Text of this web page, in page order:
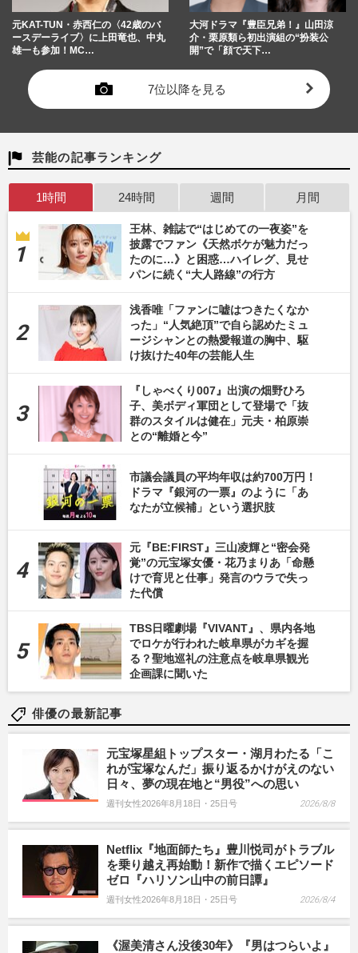
元KAT-TUN・赤西仁の〈42歳のバ
ースデーライブ〉に上田竜也、中丸
雄一も参加！MC…
大河ドラマ『豊臣兄弟！』山田涼
介・栗原類ら初出演組の“扮装公
開”で「顔で天下…
7位以降を見る
芸能の記事ランキング
1時間 24時間 週間 月間
王林、雑誌で“はじめての一夜姿”を
披露でファン《天然ボケが魅力だっ
たのに…》と困惑…ハイレグ、見せ
パンに続く“大人路線”の行方
浅香唯「ファンに嘘はつきたくなか
った」“人気絶頂”で自ら認めたミュ
ージシャンとの熱愛報道の胸中、駆
け抜けた40年の芸能人生
『しゃべくり007』出演の畑野ひろ
子、美ボディ軍団として登場で「抜
群のスタイルは健在」元夫・柏原崇
との“離婚と今”
市議会議員の平均年収は約700万円！
ドラマ『銀河の一票』のように「あ
なたが立候補」という選択肢
元『BE:FIRST』三山凌輝と“密会発
覚”の元宝塚女優・花乃まりあ「命懸
けで育児と仕事」発言のウラで失っ
た代償
TBS日曜劇場『VIVANT』、県内各地
でロケが行われた岐阜県がカギを握
る？聖地巡礼の注意点を岐阜県観光
企画課に聞いた
俳優の最新記事
元宝塚星組トップスター・湖月わたる「こ
れが宝塚なんだ」振り返るかけがえのない
日々、夢の現在地と“男役”への思い
週刊女性2026年8月18日・25日号 2026/8/8
Netflix『地面師たち』豊川悦司がトラブル
を乗り越え再始動！新作で描くエピソード
ゼロ『ハリソン山中の前日譚』
週刊女性2026年8月18日・25日号 2026/8/4
《渥美清さん没後30年》『男はつらいよ』